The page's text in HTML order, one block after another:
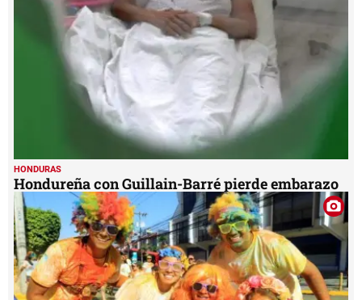
HONDURAS
Hondureña con Guillain-Barré pierde embarazo